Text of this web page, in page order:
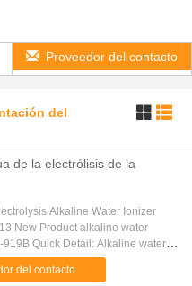
Proveedor del contacto
del
de la electrólisis de la
Alkaline Water Ionizer
New Product alkaline water
919B Quick Detail: Alkaline water
Water Ionizer , alkaline water,
....
del contacto